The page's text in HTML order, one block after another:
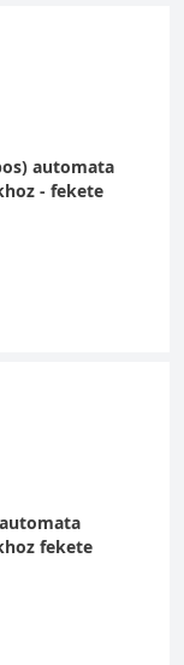
automata
- fekete
automata
fekete